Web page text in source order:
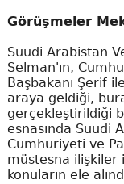
Görüşmeler
Suudi Arabistan
Selman'ın,
Başbakanı Şerif
araya geldiği,
gerçekleştirildiği
esnasında Suudi
Cumhuriyeti ve
müstesna ilişkiler
konuların ele